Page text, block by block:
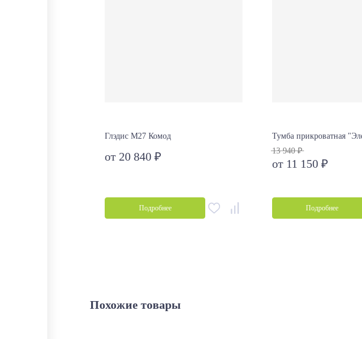
Глэдис М27 Комод
от 20 840 ₽
Подробнее
Тумба прикроватная
13 940 ₽
от 11 150 ₽
Подробнее
Похожие товары